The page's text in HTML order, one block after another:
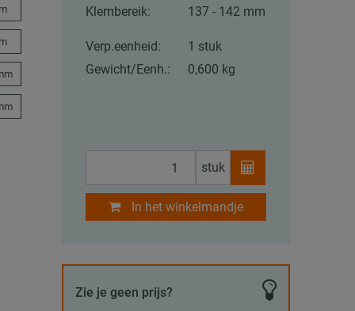
Klembereik: 137 - 142 mm
Verp.eenheid:
1 stuk
Gewicht/Eenh.:
0,600 kg
stuk
In het winkelmandje
Zie je geen prijs?